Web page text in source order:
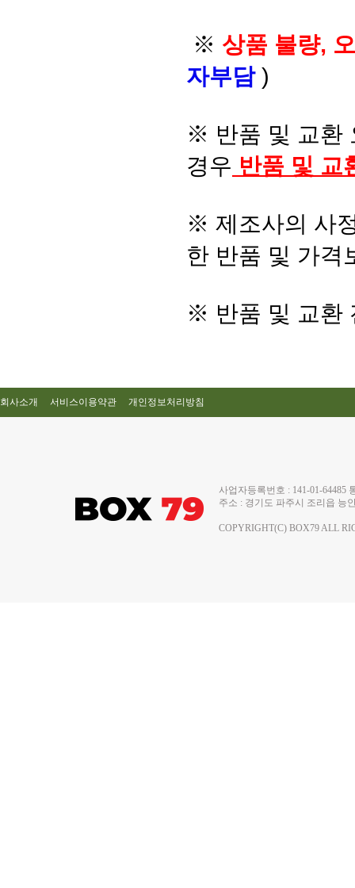
※ 상품 불량,
자부담 )
※ 반품 및 교환
경우 반품 및 교
※ 제조사의 사
한 반품 및 가격
※ 반품 및 교환
회사소개 서비스이용약관 개인정보처리방침
사업자등록번호 : 141-01-
주소 : 경기도 파주시 조리읍 능
COPYRIGHT(C) BOX79 ALL